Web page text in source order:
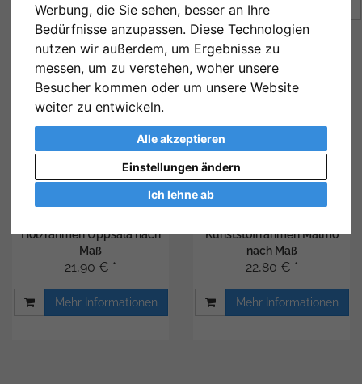
Werbung, die Sie sehen, besser an Ihre
Bedürfnisse anzupassen. Diese Technologien
nutzen wir außerdem, um Ergebnisse zu
messen, um zu verstehen, woher unsere
Besucher kommen oder um unsere Website
weiter zu entwickeln.
Alle akzeptieren
Ich lehne ab
Einstellungen ändern
Artikel pro Seite
Holzrahmen Uppsala nach
Maß
21,90 € *
Mehr Informationen
Kunststoffrahmen Malmö
nach Maß
22,80 € *
Mehr Informationen